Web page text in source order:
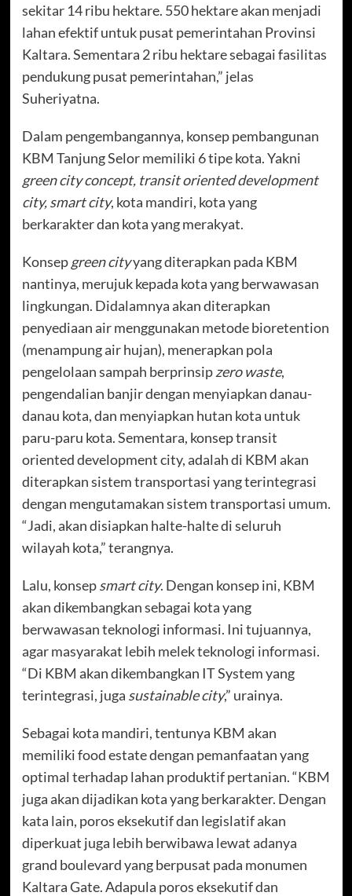
sekitar 14 ribu hektare. 550 hektare akan menjadi
lahan efektif untuk pusat pemerintahan Provinsi
Kaltara. Sementara 2 ribu hektare sebagai fasilitas
pendukung pusat pemerintahan,” jelas
Suheriyatna.
Dalam pengembangannya, konsep pembangunan
KBM Tanjung Selor memiliki 6 tipe kota. Yakni
green city concept, transit oriented development
city, smart city, kota mandiri, kota yang
berkarakter dan kota yang merakyat.
Konsepgreen cityyang diterapkan pada KBM
nantinya, merujuk kepada kota yang berwawasan
lingkungan. Didalamnya akan diterapkan
penyediaan air menggunakan metode bioretention
(menampung air hujan), menerapkan pola
pengelolaan sampah berprinsipzero waste,
pengendalian banjir dengan menyiapkan danau-
danau kota, dan menyiapkan hutan kota untuk
paru-paru kota. Sementara, konsep transit
oriented development city, adalah di KBM akan
diterapkan sistem transportasi yang terintegrasi
dengan mengutamakan sistem transportasi umum.
“Jadi, akan disiapkan halte-halte di seluruh
wilayah kota,” terangnya.
Lalu, konsepsmart city. Dengan konsep ini, KBM
akan dikembangkan sebagai kota yang
berwawasan teknologi informasi. Ini tujuannya,
agar masyarakat lebih melek teknologi informasi.
“Di KBM akan dikembangkan IT System yang
terintegrasi, juga sustainable city,” urainya.
Sebagai kota mandiri, tentunya KBM akan
memiliki food estate dengan pemanfaatan yang
optimal terhadap lahan produktif pertanian. “KBM
juga akan dijadikan kota yang berkarakter. Dengan
kata lain, poros eksekutif dan legislatif akan
diperkuat juga lebih berwibawa lewat adanya
grand boulevard yang berpusat pada monumen
Kaltara Gate. Adapula poros eksekutif dan